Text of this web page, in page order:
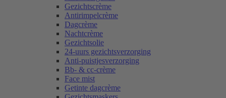
Gezichtscrème
Antirimpelcrème
Dagcrème
Nachtcrème
Gezichtsolie
24-uurs gezichtsverzorging
Anti-puistjesverzorging
Bb- & cc-crème
Face mist
Getinte dagcrème